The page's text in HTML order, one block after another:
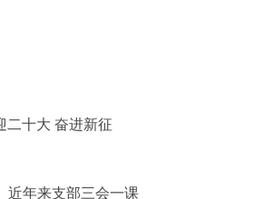
十大 奋进新征
年来支部三会一课